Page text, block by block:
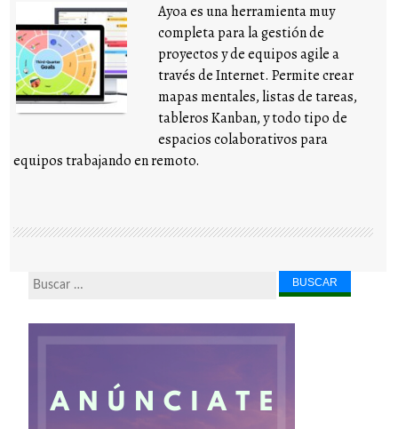
Ayoa es una herramienta muy
completa para la gestión de
proyectos y de equipos agile a
través de Internet. Permite crear
mapas mentales, listas de tareas,
tableros Kanban, y todo tipo de
espacios colaborativos para
equipos trabajando en remoto.
Buscar...